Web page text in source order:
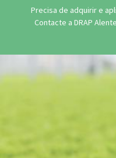
Precisa de adquirir e
Contacte a DRAP